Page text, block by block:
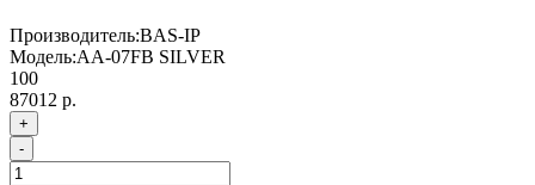
Производитель:BAS-IP
Модель:AA-07FB SILVER
100
87012 р.
+
-